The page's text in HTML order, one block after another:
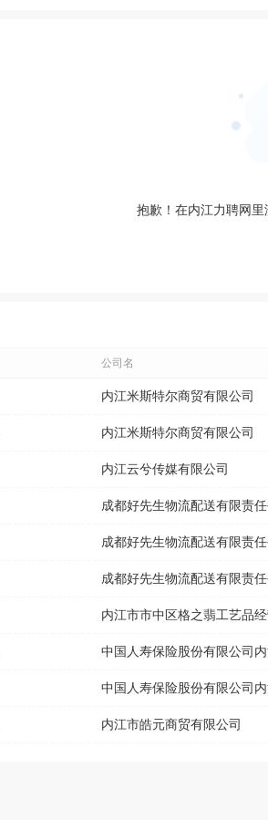
抱歉！在内江力聘网里
公司名
内江米斯特尔商贸有限公司
内江米斯特尔商贸有限公司
内江云兮传媒有限公司
成都好先生物流配送有限责任
成都好先生物流配送有限责任
成都好先生物流配送有限责任
内江市市中区格之翡工艺品
中国人寿保险股份有限公司内
中国人寿保险股份有限公司内
内江市皓元商贸有限公司